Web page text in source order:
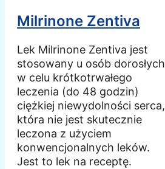
Milrinone Zentiva
Lek Milrinone Zentiva jest
stosowany u osób dorosłych
w celu krótkotrwałego
leczenia (do 48 godzin)
ciężkiej niewydolności serca,
która nie jest skutecznie
leczona z użyciem
konwencjonalnych leków.
Jest to lek na receptę.